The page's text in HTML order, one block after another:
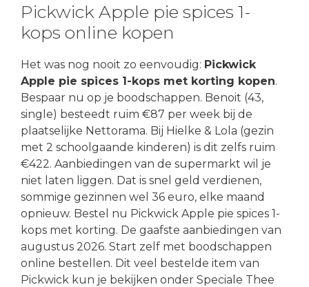
Pickwick Apple pie spices 1-
kops online kopen
Het was nog nooit zo eenvoudig: Pickwick
Apple pie spices 1-kops met korting kopen.
Bespaar nu op je boodschappen. Benoit (43,
single) besteedt ruim €87 per week bij de
plaatselijke Nettorama. Bij Hielke & Lola (gezin
met 2 schoolgaande kinderen) is dit zelfs ruim
€422. Aanbiedingen van de supermarkt wil je
niet laten liggen. Dat is snel geld verdienen,
sommige gezinnen wel 36 euro, elke maand
opnieuw. Bestel nu Pickwick Apple pie spices 1-
kops met korting. De gaafste aanbiedingen van
augustus 2026. Start zelf met boodschappen
online bestellen. Dit veel bestelde item van
Pickwick kun je bekijken onder Speciale Thee